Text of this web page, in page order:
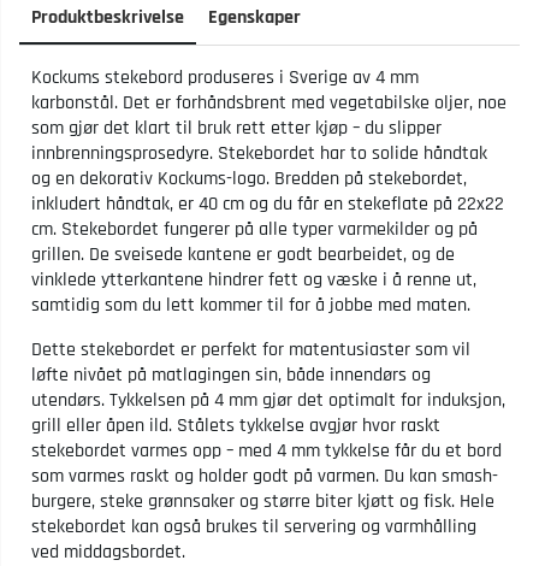
Produktbeskrivelse Egenskaper
Kockums stekebord produseres i Sverige av 4 mm
karbonstål. Det er forhåndsbrent med vegetabilske oljer, noe
som gjør det klart til bruk rett etter kjøp – du slipper
innbrenningsprosedyre. Stekebordet har to solide håndtak
og en dekorativ Kockums-logo. Bredden på stekebordet,
inkludert håndtak, er 40 cm og du får en stekeflate på 22x22
cm. Stekebordet fungerer på alle typer varmekilder og på
grillen. De sveisede kantene er godt bearbeidet, og de
vinklede ytterkantene hindrer fett og væske i å renne ut,
samtidig som du lett kommer til for å jobbe med maten.
Dette stekebordet er perfekt for matentusiaster som vil
løfte nivået på matlagingen sin, både innendørs og
utendørs. Tykkelsen på 4 mm gjør det optimalt for induksjon,
grill eller åpen ild. Stålets tykkelse avgjør hvor raskt
stekebordet varmes opp – med 4 mm tykkelse får du et bord
som varmes raskt og holder godt på varmen. Du kan smash-
burgere, steke grønnsaker og større biter kjøtt og fisk. Hele
stekebordet kan også brukes til servering og varmhålling
ved middagsbordet.